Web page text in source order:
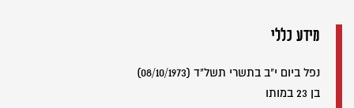
מידע כללי
נפל ביום י"ב בתשרי תשל"ד (08/10/1973)
בן 23 במותו